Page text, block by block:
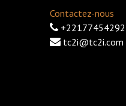
Contactez-nous
tc2i@tc2i.com